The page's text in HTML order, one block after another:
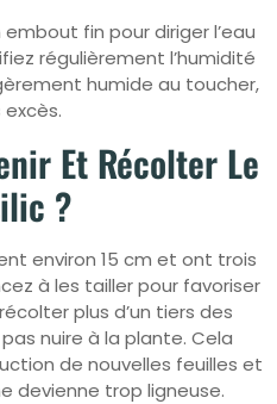
fin pour diriger l’eau
régulièrement l’humidité
humide au toucher,
excès.
Et Récolter Le
?
environ 15 cm et ont trois
à les tailler pour favoriser
plus d’un tiers des
nuire à la plante. Cela
de nouvelles feuilles et
devienne trop ligneuse.